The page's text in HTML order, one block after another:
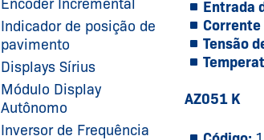
Encoder Incremental
Indicador de posição de
pavimento
Displays Sírius
Módulo Display
Autônomo
Inversor de Frequência
Entrada
Corrente
Tensão
AZ051 K